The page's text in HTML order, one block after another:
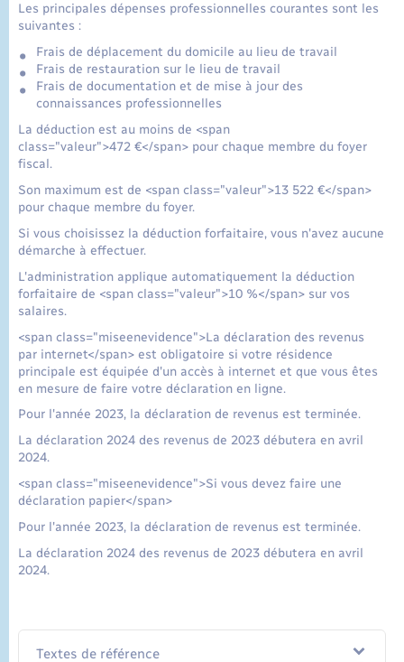
Les principales dépenses professionnelles courantes sont les
suivantes :
Frais de déplacement du domicile au lieu de travail
Frais de restauration sur le lieu de travail
Frais de documentation et de mise à jour des
connaissances professionnelles
La déduction est au moins de <span
class="valeur">472 €</span> pour chaque membre du foyer
fiscal.
Son maximum est de <span class="valeur">13 522 €</span>
pour chaque membre du foyer.
Si vous choisissez la déduction forfaitaire, vous n'avez aucune
démarche à effectuer.
L'administration applique automatiquement la déduction
forfaitaire de <span class="valeur">10 %</span> sur vos
salaires.
<span class="miseenevidence">La déclaration des revenus
par internet</span> est obligatoire si votre résidence
principale est équipée d'un accès à internet et que vous êtes
en mesure de faire votre déclaration en ligne.
Pour l'année 2023, la déclaration de revenus est terminée.
La déclaration 2024 des revenus de 2023 débutera en avril
2024.
<span class="miseenevidence">Si vous devez faire une
déclaration papier</span>
Pour l'année 2023, la déclaration de revenus est terminée.
La déclaration 2024 des revenus de 2023 débutera en avril
2024.
Textes de référence